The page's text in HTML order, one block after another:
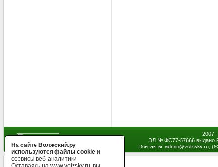
2007
ЭЛ № ФС77-57666 выдано
Контакты: admin@volzsky.ru,
На сайте Волжский.ру
используются файлы cookie и
сервисы веб-аналитики
Оставаясь на www.volzsky.ru, вы